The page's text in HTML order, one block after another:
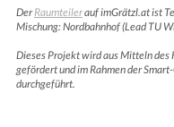
DerRaumteilerauf imGrätzl.at ist
Mischung: Nordbahnhof (Lead TU
Dieses Projekt wird aus Mitteln des
gefördert und im Rahmen der
durchgeführt.